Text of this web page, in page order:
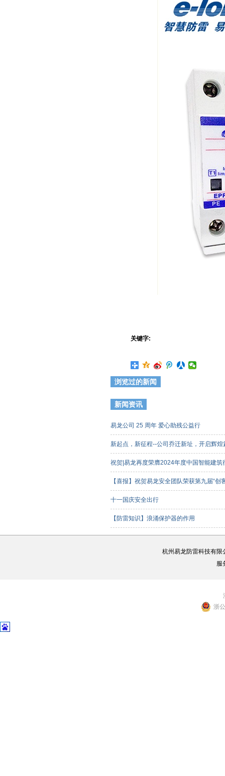
关键字:
浏览过的新闻
新闻资讯
易龙公司 25 周年 爱心助残公益行
新起点，新征程--公司乔迁新址，开启辉
祝贺|易龙再度荣膺2024年度中国智能建
【喜报】祝贺易龙安全团队荣获第九届“
十一国庆安全出行
【防雷知识】浪涌保护器的作用
杭州易龙防雷科技有限
服
浙